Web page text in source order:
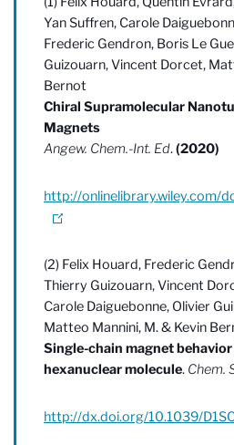
Yan Suffren, Carole
Frederic Gendron, Boris Le
Guizouarn, Vincent Dorcet,
Bernot
Chiral Supramolecular
Magnets
Angew. Chem.-Int. Ed.(2020)
http://onlinelibrary.wiley.com/
(2) Felix Houard, Frederic
Thierry Guizouarn, Vincent
Carole Daiguebonne, Olivier
Matteo Mannini, M. & Kevin
Single-chain magnet
hexanuclear molecule. Chem.
http://dx.doi.org/10.1039/